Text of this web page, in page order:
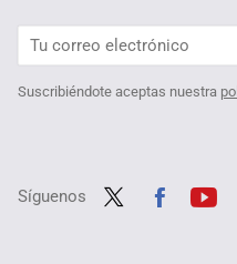
Suscribiéndote aceptas nuestra
Síguenos